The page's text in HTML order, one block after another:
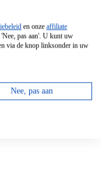
en onze affiliate
pas aan'. U kunt uw
via de knop linksonder in uw
Nee, pas aan